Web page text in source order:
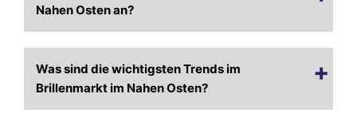
Nahen Osten an?
Was sind die wichtigsten Trends im
Brillenmarkt im Nahen Osten?